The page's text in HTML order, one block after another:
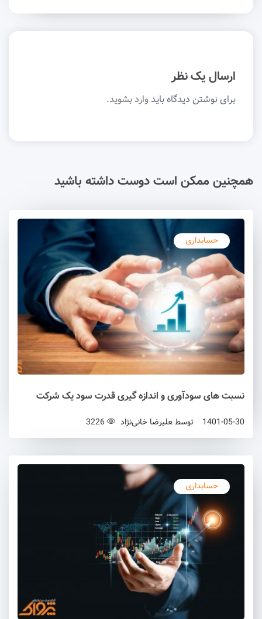
ارسال یک نظر
برای نوشتن دیدگاه بایدوارد بشوید.
همچنین ممکن است دوست داشته باشید
حسابداری
نسبت های سودآوری و اندازه گیری قدرت سود یک شرکت
1401-05-30 توسط علیرضا خانی‌نژاد
حسابداری